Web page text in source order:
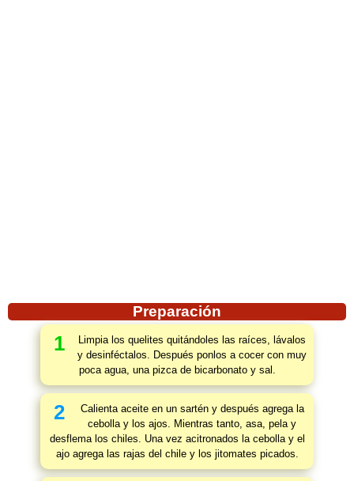
Preparación
1
Limpia los quelites quitándoles las raíces, lávalos
y desinféctalos. Después ponlos a cocer con muy
poca agua, una pizca de bicarbonato y sal.
2
Calienta aceite en un sartén y después agrega la
cebolla y los ajos. Mientras tanto, asa, pela y
desflema los chiles. Una vez acitronados la cebolla y el
ajo agrega las rajas del chile y los jitomates picados.